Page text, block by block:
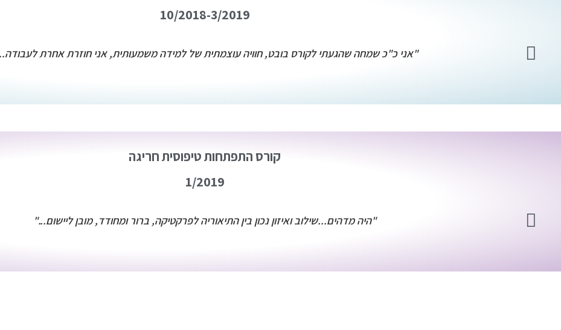
10/2018-3/2019
"אני כ"כ שמחה שהגעתי לקורס בובט, חוויה עוצמתית של למידה משמעותית, אני חוזרת אחרת
קורס התפתחות טיפוסית חריגה
1/2019
"היה מדהים...שילוב ואיזון נכון בין התיאוריה לפרקטיקה, ברור ומחודד, מובן ליישום..."